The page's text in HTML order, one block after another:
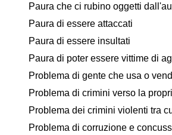
Paura che ci rubino oggetti
Paura di essere attaccati
Paura di essere insultati
Paura di poter essere vittime di
Problema di gente che usa o
Problema di crimini verso la
Problema dei crimini violenti tra
Problema di corruzione e